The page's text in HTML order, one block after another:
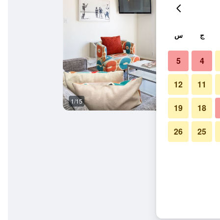
1/15
ج س
4
5
11
12
18
19
25
26